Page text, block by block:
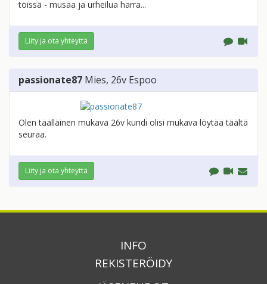
töissä - musaa ja urheilua harra...
Liity ja ota yhteyttä
passionate87 Mies, 26v Espoo
Olen täälläinen mukava 26v kundi olisi mukava löytää täältä
seuraa.
Liity ja ota yhteyttä
INFO
REKISTERÖIDY